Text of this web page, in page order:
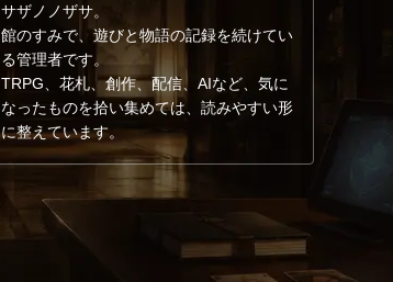
サザノノザサ。
館のすみで、遊びと物語の記録を続けてい
る管理者です。
TRPG、花札、創作、配信、AIなど、気に
なったものを拾い集めては、読みやすい形
に整えています。